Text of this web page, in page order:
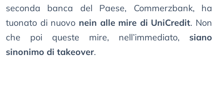
seconda banca del Paese, Commerzbank, ha
tuonato di nuovo nein alle mire di UniCredit. Non
che poi queste mire, nell’immediato, siano
sinonimo di takeover.